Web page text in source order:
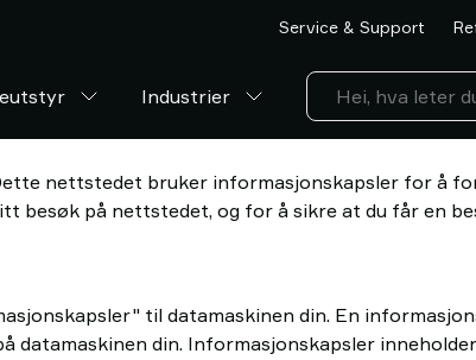
Service & Support
Industrier
nettstedet bruker informasjonskapsler for å
besøk på nettstedet, og for å sikre at du får en
til datamaskinen din. En
datamaskinen din. Informasjonskapsler